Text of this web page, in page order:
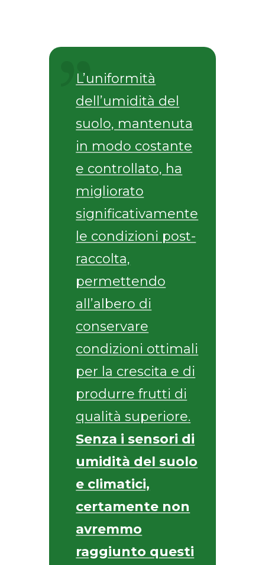
L’uniformità
dell’umidità del
suolo, mantenuta
in modo costante
e controllato, ha
migliorato
significativamente
le condizioni post-
raccolta,
permettendo
all’albero di
conservare
condizioni ottimali
per la crescita e di
produrre frutti di
qualità superiore.
Senza i sensori di
umidità del suolo
e climatici,
certamente non
avremmo
raggiunto questi